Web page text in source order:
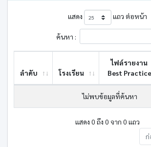
แสดง แถว ต่อหน้า
ค้นหา :
ลำดับ โรงเรียน
ไฟล์รายงาน
Best ​Practice
ไม่พบข้อมูลที่ค้นหา
แสดง 0 ถึง 0 จาก 0 แถว